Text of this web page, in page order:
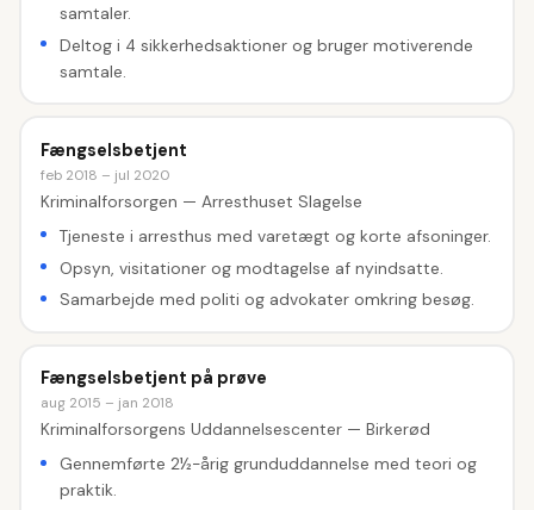
samtaler.
Deltog i 4 sikkerhedsaktioner og bruger motiverende
samtale.
Fængselsbetjent
feb 2018 – jul 2020
Kriminalforsorgen — Arresthuset Slagelse
Tjeneste i arresthus med varetægt og korte afsoninger.
Opsyn, visitationer og modtagelse af nyindsatte.
Samarbejde med politi og advokater omkring besøg.
Fængselsbetjent på prøve
aug 2015 – jan 2018
Kriminalforsorgens Uddannelsescenter — Birkerød
Gennemførte 2½-årig grunduddannelse med teori og
praktik.